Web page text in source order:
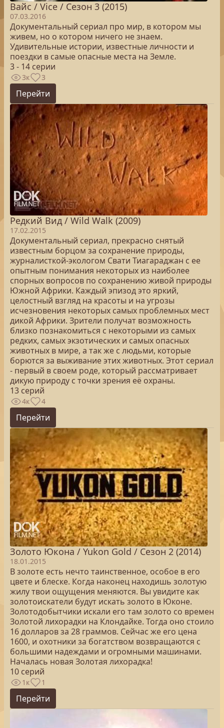
Вайс / Vice / Сезон 3 (2015)
07.03.2016
Документальный сериал про мир, в котором мы
живем, но о котором ничего не знаем.
Удивительные истории, известные личности и
поездки в самые опасные места на Земле.
3 - 14 серии
3к 3
Перейти
Редкий Вид / Wild Walk (2009)
17.02.2015
Документальный сериал, прекрасно снятый
известным борцом за сохранение природы,
журналисткой-экологом Свати Тиагараджан с ее
опытным понимания некоторых из наиболее
спорных вопросов по сохранению живой природы
Южной Африки. Каждый эпизод это яркий,
целостный взгляд на красоты и на угрозы
исчезновения некоторых самых проблемных мест
дикой Африки. Зрители получат возможность
близко познакомиться с некоторыми из самых
редких, самых экзотических и самых опасных
животных в мире, а так же с людьми, которые
борются за выживание этих животных. Этот сериал
- первый в своем роде, который рассматривает
дикую природу с точки зрения её охраны.
13 серий
4к 4
Перейти
Золото Юкона / Yukon Gold / Сезон 2 (2014)
18.01.2015
В золоте есть нечто таинственное, особое в его
цвете и блеске. Когда наконец находишь золотую
жилу твои ощущения меняются. Вы увидите как
золотоискатели будут искать золото в Юконе.
Золотодобытчики искали его там золото со времен
Золотой лихорадки на Клондайке. Тогда оно стоило
16 долларов за 28 граммов. Сейчас же его цена
1600, и охотники за богатством возвращаются с
большими надеждами и огромными машинами.
Началась новая Золотая лихорадка!
10 серий
1к 1
Перейти